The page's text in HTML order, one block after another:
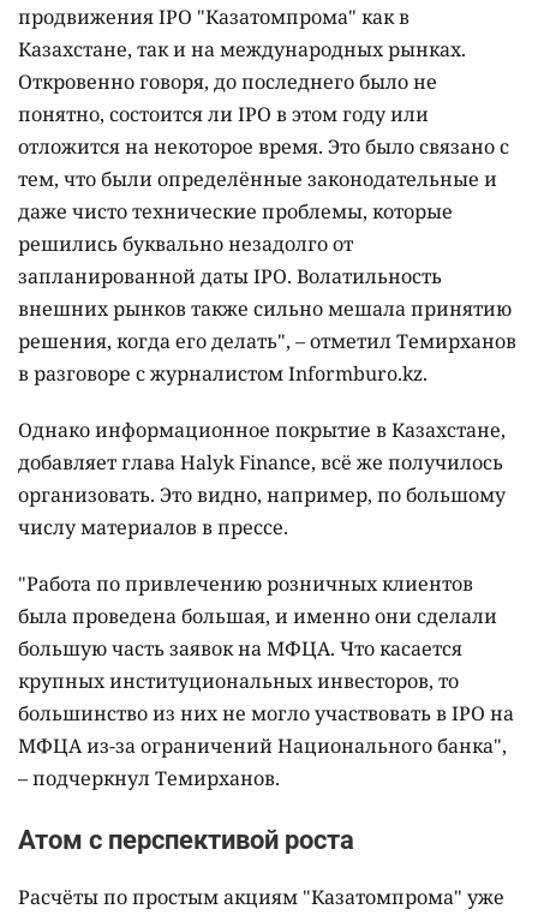
продвижения IPO "Казатомпрома" как в
Казахстане, так и на международных рынках.
Откровенно говоря, до последнего было не
понятно, состоится ли IPO в этом году или
отложится на некоторое время. Это было связано с
тем, что были определённые законодательные и
даже чисто технические проблемы, которые
решились буквально незадолго от
запланированной даты IPO. Волатильность
внешних рынков также сильно мешала принятию
решения, когда его делать", – отметил Темирханов
в разговоре с журналистом Informburo.kz.
Однако информационное покрытие в Казахстане,
добавляет глава Halyk Finance, всё же получилось
организовать. Это видно, например, по большому
числу материалов в прессе.
"Работа по привлечению розничных клиентов
была проведена большая, и именно они сделали
большую часть заявок на МФЦА. Что касается
крупных институциональных инвесторов, то
большинство из них не могло участвовать в IPO на
МФЦА из-за ограничений Национального банка",
– подчеркнул Темирханов.
Атом с перспективой роста
Расчёты по простым акциям "Казатомпрома" уже